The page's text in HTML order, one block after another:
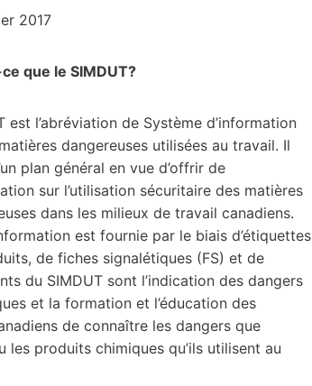
2017
que le SIMDUT?
est l’abréviation de Système d’information
dangereuses utilisées au travail. Il
plan général en vue d’offrir de
sur l’utilisation sécuritaire des matières
dans les milieux de travail canadiens.
est fournie par le biais d’étiquettes
de fiches signalétiques (FS) et de
du SIMDUT sont l’indication des dangers
et la formation et l’éducation des
de connaître les dangers que
produits chimiques qu’ils utilisent au